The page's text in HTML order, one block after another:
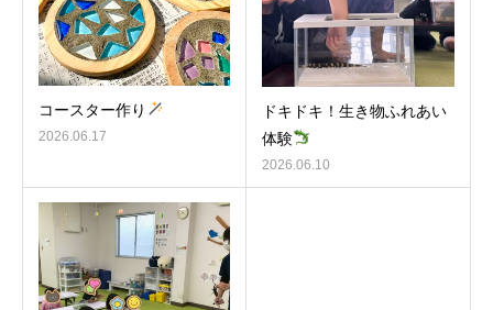
コースター作り
2026.06.17
ドキドキ！生き物ふれあい
体験
2026.06.10